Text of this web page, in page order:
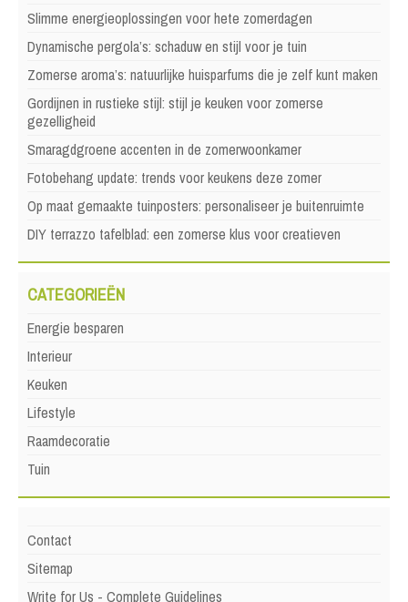
Slimme energieoplossingen voor hete zomerdagen
Dynamische pergola’s: schaduw en stijl voor je tuin
Zomerse aroma’s: natuurlijke huisparfums die je zelf kunt maken
Gordijnen in rustieke stijl: stijl je keuken voor zomerse
gezelligheid
Smaragdgroene accenten in de zomerwoonkamer
Fotobehang update: trends voor keukens deze zomer
Op maat gemaakte tuinposters: personaliseer je buitenruimte
DIY terrazzo tafelblad: een zomerse klus voor creatieven
CATEGORIEËN
Energie besparen
Interieur
Keuken
Lifestyle
Raamdecoratie
Tuin
Contact
Sitemap
Write for Us - Complete Guidelines